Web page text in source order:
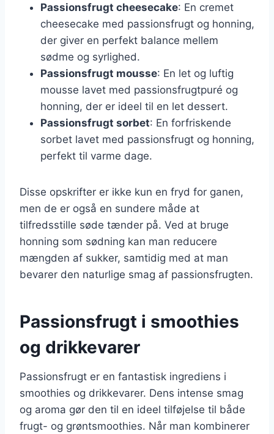
Passionsfrugt cheesecake: En cremet
cheesecake med passionsfrugt og honning,
der giver en perfekt balance mellem
sødme og syrlighed.
Passionsfrugt mousse: En let og luftig
mousse lavet med passionsfrugtpuré og
honning, der er ideel til en let dessert.
Passionsfrugt sorbet: En forfriskende
sorbet lavet med passionsfrugt og honning,
perfekt til varme dage.
Disse opskrifter er ikke kun en fryd for ganen,
men de er også en sundere måde at
tilfredsstille søde tænder på. Ved at bruge
honning som sødning kan man reducere
mængden af sukker, samtidig med at man
bevarer den naturlige smag af passionsfrugten.
Passionsfrugt i smoothies
og drikkevarer
Passionsfrugt er en fantastisk ingrediens i
smoothies og drikkevarer. Dens intense smag
og aroma gør den til en ideel tilføjelse til både
frugt- og grøntsmoothies. Når man kombinerer